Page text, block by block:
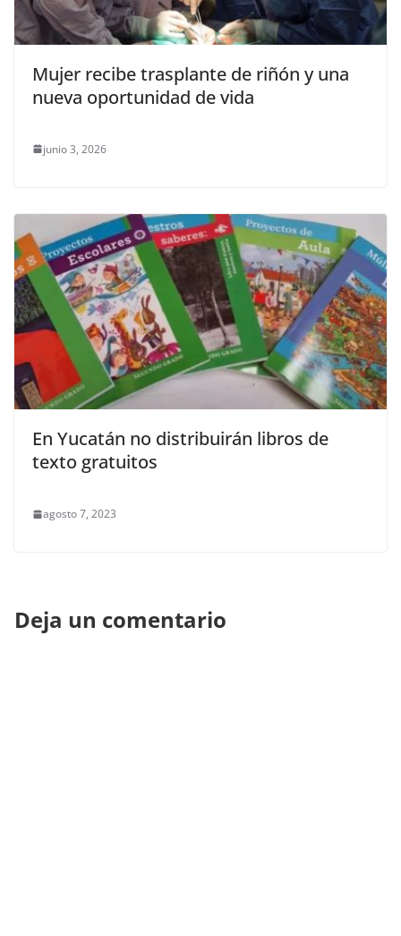
Mujer recibe trasplante de riñón y una
nueva oportunidad de vida
junio 3, 2026
En Yucatán no distribuirán libros de
texto gratuitos
agosto 7, 2023
Deja un comentario